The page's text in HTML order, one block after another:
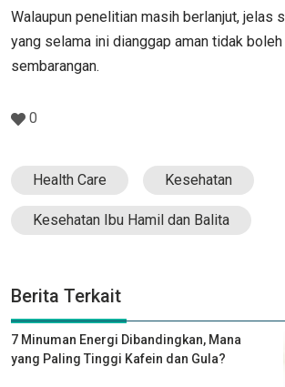
Walaupun penelitian masih berlanjut, jelas
yang selama ini dianggap aman tidak
sembarangan.
0
Health Care Kesehatan
Kesehatan Ibu Hamil dan Balita
Berita Terkait
7 Minuman Energi Dibandingkan, Mana
yang Paling Tinggi Kafein dan Gula?